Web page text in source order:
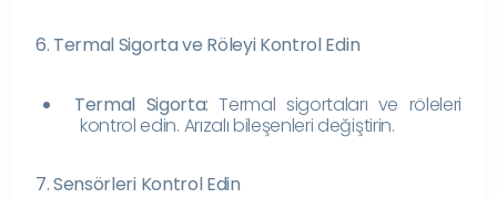
6. Termal Sigorta ve Röleyi Kontrol Edin
Termal Sigorta: Termal sigortaları ve röleleri
kontrol edin. Arızalı bileşenleri değiştirin.
7. Sensörleri Kontrol Edin